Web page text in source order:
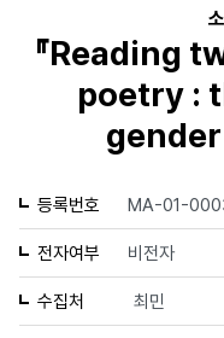
『Reading
poetry :
gender
등록번호 MA-01-
전자여부 비전자
수집처 최민